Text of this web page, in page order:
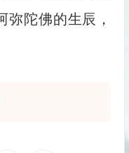
弥陀佛的生辰，